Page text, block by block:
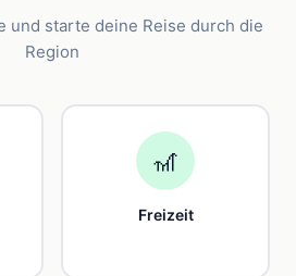
und starte deine Reise durch die
Region
🎢
Freizeit